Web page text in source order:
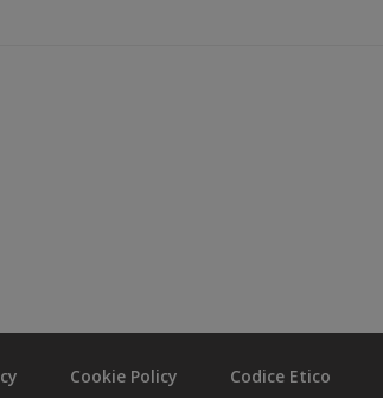
Cookie Policy Codice Etico